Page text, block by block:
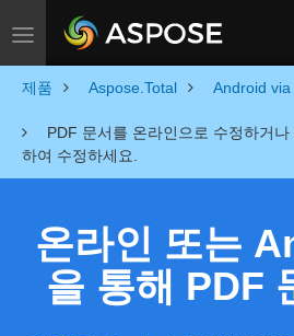
Toggle navigation
제품 Aspose.Total Android via
PDF 문서를 온라인으로 수정하거
하여 수정하세요.
온라인 또는
을 통해 PDF